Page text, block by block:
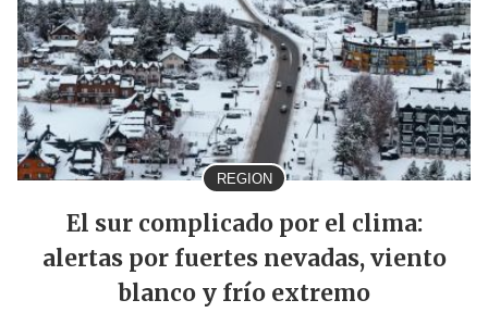
REGION
El sur complicado por el clima:
alertas por fuertes nevadas, viento
blanco y frío extremo